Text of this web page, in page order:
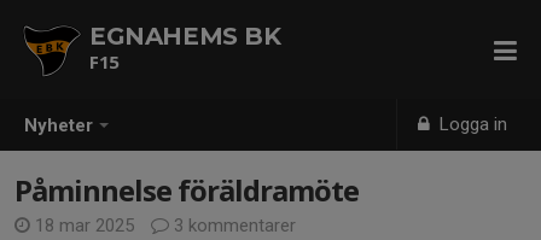
Nyheter Logga in
EGNAHEMS BK
F15
Påminnelse föräldramöte
18 mar 2025
3 kommentarer